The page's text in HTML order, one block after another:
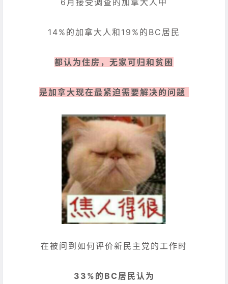
14%的加拿大人和19%的BC居民
都认为住房，无家可归和贫困
是加拿大现在最紧迫需要解决的问题
在被问到如何评价新民主党的工作时
33%的BC居民认为